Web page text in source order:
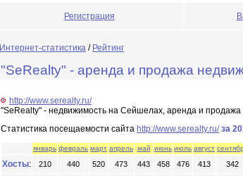
Регистрация
Интернет-статистика / Рейтинг
"SeRealty" - аренда и продажа
http://www.serealty.ru/
"SeRealty" - недвижимость на Сейшелах, аренда и
Статистика посещаемости сайта http://www.serealty.ru/ за
январь февраль март апрель май июнь июль август
Хосты: 210 440 520 473 443 458 476 413 342